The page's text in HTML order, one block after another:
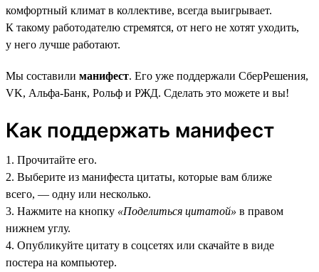
комфортный климат в коллективе, всегда выигрывает.
К такому работодателю стремятся, от него не хотят уходить,
у него лучше работают.
Мы составили манифест. Его уже поддержали СберРешения,
VK, Альфа-Банк, Рольф и РЖД. Сделать это можете и вы!
Как поддержать манифест
1. Прочитайте его.
2. Выберите из манифеста цитаты, которые вам ближе
всего, — одну или несколько.
3. Нажмите на кнопку «Поделиться цитатой» в правом
нижнем углу.
4. Опубликуйте цитату в соцсетях или скачайте в виде
постера на компьютер.